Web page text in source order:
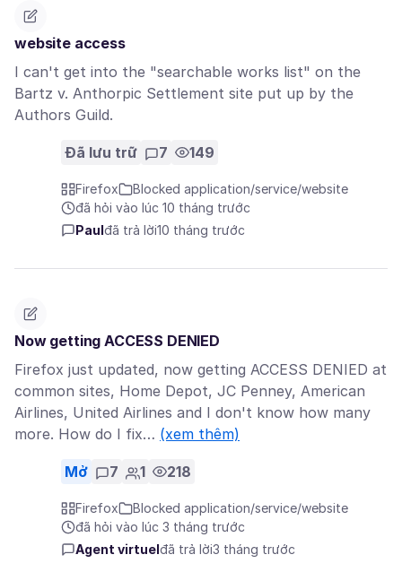
website access
I can't get into the "searchable works list" on the
Bartz v. Anthorpic Settlement site put up by the
Authors Guild.
Đã lưu trữ 7 149
Firefox
Blocked application/service/website
đã hỏi vào lúc 10 tháng trước
Paul đã trả lời10 tháng trước
Now getting ACCESS DENIED
Firefox just updated, now getting ACCESS DENIED at
common sites, Home Depot, JC Penney, American
Airlines, United Airlines and I don't know how many
more. How do I fix… (xem thêm)
Mở 7 1 218
Firefox
Blocked application/service/website
đã hỏi vào lúc 3 tháng trước
Agent virtuel đã trả lời3 tháng trước